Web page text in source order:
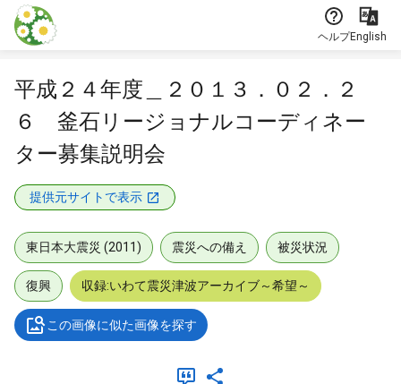
本文に飛ぶ
ヘルプEnglish
平成２４年度＿２０１３．０２．２
６ 釜石リージョナルコーディネー
ター募集説明会
提供元サイトで表示
東日本大震災 (2011) 震災への備え 被災状況
復興 収録:いわて震災津波アーカイブ～希望～
この画像に似た画像を探す